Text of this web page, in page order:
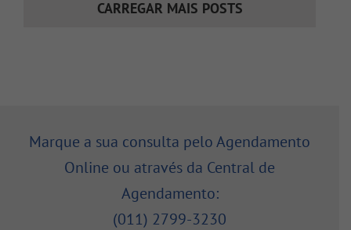
CARREGAR MAIS POSTS
Marque a sua consulta pelo Agendamento
Online ou através da Central de
Agendamento:
(011) 2799-3230